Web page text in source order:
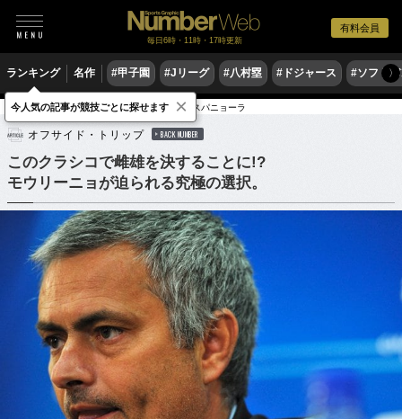
有料会員
毎日6時・11時・17時更新
ランキング 名作 #甲子園 #Jリーグ #八村塁 #ドジャース #ソフト〉
サッカー 海外サッカー リーガ・エスパニョーラ
オフサイド・トリップ BACK NUMBER
このクラシコで雌雄を決することに!?
モウリーニョが迫られる究極の選択。
今人気の記事が競技ごとに探せます ×